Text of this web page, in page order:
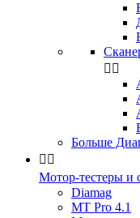
 
Больше
 
Мотор-тестеры и
Diamag
MT Pro 4.1